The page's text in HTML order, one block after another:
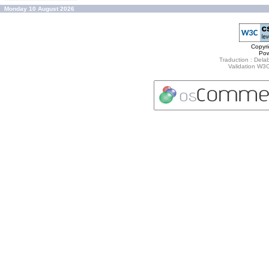
Monday 10 August 2026
Traduction :
Validation